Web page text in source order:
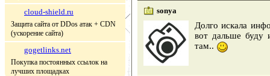
cloud-shield.ru
Защита сайта от DDos атак + CDN
(ускорение сайта)
gogetlinks.net
Покупка постоянных ссылок на
лучших площадках
sonya
Долго искала
вот дальше буду
там..